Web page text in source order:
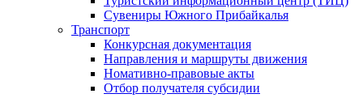
Сувениры Южного Прибайкалья
Транспорт
Конкурсная документация
Направления и маршруты движения
Номативно-правовые акты
Отбор получателя субсидии